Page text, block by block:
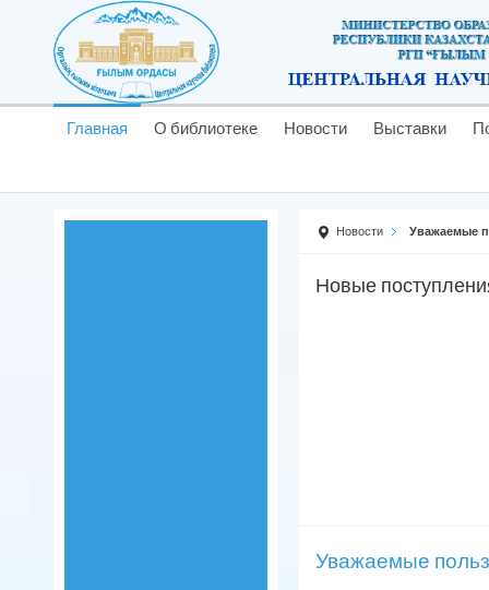
Главная О библиотеке Новости Выставки
Новости Уважаемые
Новые
Уважаемые